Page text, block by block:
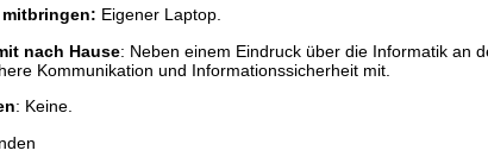
Eigener Laptop.
nach Hause: Neben einem Eindruck über die Informatik an
Kommunikation und Informationssicherheit mit.
: Keine.